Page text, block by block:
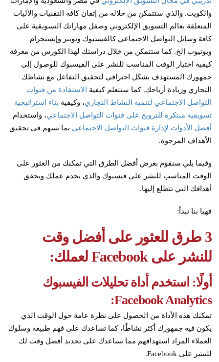
والكويت. والذي ستتمكن من خلاله من إتقان كافة التقنيات والآليات
المتعلقة بعالم التسويق الإلكتروني وصقل مهاراتك التسويقية على
كافة وسائل التواصل الاجتماعي كالفيسبوك وتويتر وإنستجرام
ويوتيوب إلخ. كما ستتمكن من خلال دراستك لهذا الكورس من معرفة
كيفية اختيار الوقت المناسب للنشر على الفيسبوك للوصول إلى
جمهورك المستهدف بشكل احترافي لتحقيق التفاعل مع نشاطك
التجاري وزيادة أرباحك. كما ستتعلم كيفية
الاستفادة من قنوات
التواصل الاجتماعي لتنمية النشاط التجاري، وكيفية بناء استراتيجية
تسويقية مبتكرة للترويج على قنوات التواصل الاجتماعي، واستخدام
أفضل الأدوات لإدارة قنوات التواصل الاجتماعي بما يسهم في تحقيق
الأهداف المرجوة.
وفيما يلي سنقوم بعرض أفضل الطرق التي تمكنك من العثور على
الوقت المناسب للنشر على فيسبوك والذي يخدم عملك ويحقق
أهدافك التي تتطلع إليها.
فهيا بنا نبدأ:
3 طرق للعثور على أفضل وقت
للنشر على Facebook لعملك:
أولًا: استخدم أداة تحليلات الفيسبوك
Facebook Analytics:
تمكنك هذه الأداة من الحصول على نظرة عامة حول الوقت الذي
يكون فيه جمهورك أكثر نشاطًا، كما تساعدك على فهم طبيعة وسلوك
العملاء المراد استهدافهم مما يساعدك على تحديد أفضل وقت لك
للنشر على Facebook.